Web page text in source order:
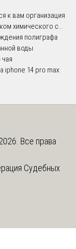
к вам организация
химического с...
полиграфа
воды
iphone 14 pro max
Все права
Судебных